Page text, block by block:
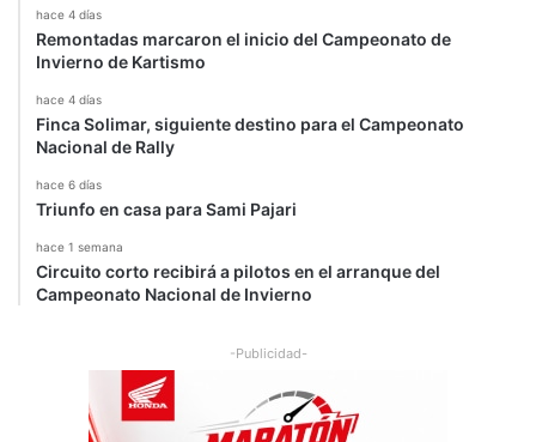
hace 4 días
Remontadas marcaron el inicio del Campeonato de
Invierno de Kartismo
hace 4 días
Finca Solimar, siguiente destino para el Campeonato
Nacional de Rally
hace 6 días
Triunfo en casa para Sami Pajari
hace 1 semana
Circuito corto recibirá a pilotos en el arranque del
Campeonato Nacional de Invierno
-Publicidad-